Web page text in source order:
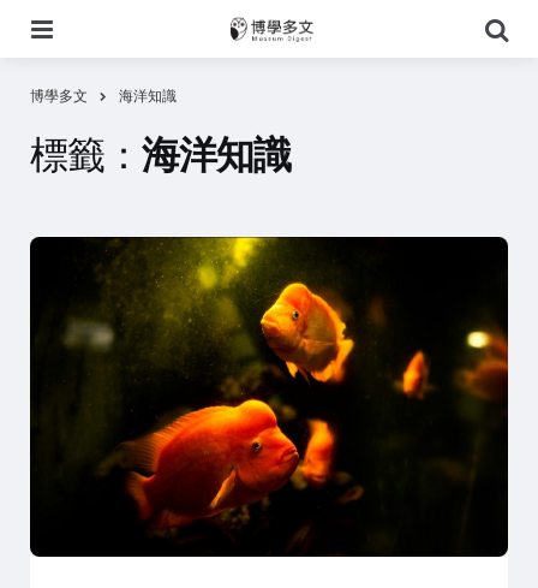
尋
博學多文 海洋知識
標籤： 海洋知識